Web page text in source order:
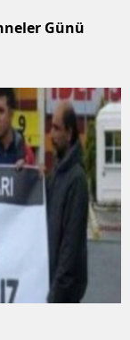
Günü